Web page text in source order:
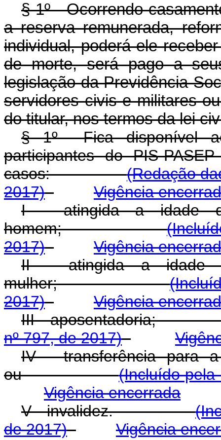
§ 1º - Ocorrendo
a reserva remunerada,
individual, poderá ele
de morte, será pago a
legislação da Previdência
servidores civis e militares
do titular, nos termos da lei
§ 1ºFica disponível
participantes do PIS-
casos:(Redação
2017)
Vigência
I - atingida a idade
homem;
2017)
Vigência
II - atingida a idade
mulher;
2017)
Vigência
III -
nº 797, de 2017)
IV - transferência para
ou(Incluído pela
Vigência encerrada
V - invalidez.
de 2017)
Vigência